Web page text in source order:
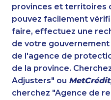
provinces et territoires
pouvez facilement
faire, effectuez une
de votre
de l'agence de
de la province.
Adjusters" ou MetCrédit
cherchez "Agence de